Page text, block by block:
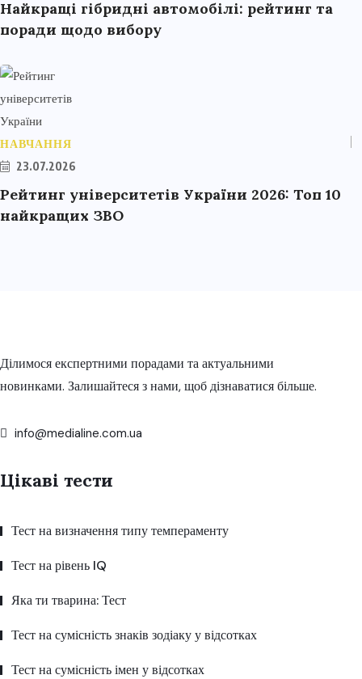
Найкращі гібридні автомобілі: рейтинг та
поради щодо вибору
НАВЧАННЯ
23.07.2026
Рейтинг університетів України 2026: Топ 10
найкращих ЗВО
Ділимося експертними порадами та актуальними
новинками. Залишайтеся з нами, щоб дізнаватися більше.
info@medialine.com.ua
Цікаві тести
Тест на визначення типу темпераменту
Тест на рівень IQ
Яка ти тварина: Тест
Тест на сумісність знаків зодіаку у відсотках
Тест на сумісність імен у відсотках